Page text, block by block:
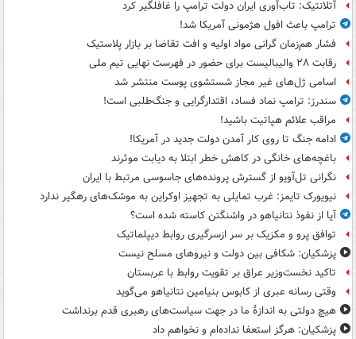
آتلانتیک: تاب‌آوری ایران دولت ترامپ را غافلگیر کرد
ترامپ باعث افول هژمونی آمریکا شد!
فشار هم‌زمان گرانی مواد اولیه و افت تقاضا بر بازار پلاستیک
رقابت ۲۸ والیبالیست برای حضور در فهرست نهایی تیم ملی
اسامی ژل‌های غیر مجاز شستشوی پوست منتشر شد
سندرز: ترامپ نماد فساد، اقتدارگرایی و جنگ‌طلبی است!
مراقب علائم هپاتیت باشید!
ادامه جنگ تا روی کار آمدن دولت جدید در آمریکا!
باغچه‌های خانگی در کاهش خطر ابتلا به دیابت موثرند
نگرانی تل‌آویو از گسترش پرونده‌های جاسوسی مرتبط با ایران
نیویورک تایمز: غرب تمایلی به تجهیز اوکراین به موشک‌های رهگیر ندارد
آیا از نفوذ نتانیاهو در واشنگتن کاسته شده است؟
توافق پرو و مکزیک بر سر ازسرگیری روابط دیپلماتیک
پزشکیان: شکافی بین دولت و نیروهای مسلح نیست
تاکید نخست‌وزیر عراق بر تقویت روابط با عربستان
وقتی رسانه عبری از کابوس بنیامین نتانیاهو می‌گوید
هیچ دولتی به اندازۀ ما در جهت سیاست‌های رهبری قدم برنداشت
پزشکیان: هرگز استعفا نداده‌ام و نخواهم داد